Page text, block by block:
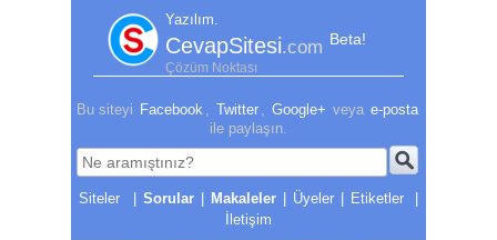
Yazılım.
CevapSitesi.com Beta!
Çözüm Noktası
Bu siteyi Facebook Twitter Google+ veya e-posta
ile paylaşın.
| Sorular | Makaleler | Üyeler | Etiketler
|
İletişim